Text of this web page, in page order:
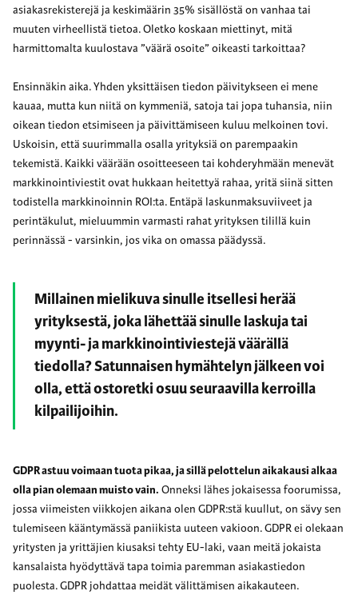
asiakasrekisterejä ja keskimäärin 35% sisällöstä on vanhaa tai
muuten virheellistä tietoa. Oletko koskaan miettinyt, mitä
harmittomalta kuulostava ”väärä osoite” oikeasti tarkoittaa?
Ensinnäkin aika. Yhden yksittäisen tiedon päivitykseen ei mene
kauaa, mutta kun niitä on kymmeniä, satoja tai jopa tuhansia, niin
oikean tiedon etsimiseen ja päivittämiseen kuluu melkoinen tovi.
Uskoisin, että suurimmalla osalla yrityksiä on parempaakin
tekemistä. Kaikki väärään osoitteeseen tai kohderyhmään menevät
markkinointiviestit ovat hukkaan heitettyä rahaa, yritä siinä sitten
todistella markkinoinnin ROI:ta. Entäpä laskunmaksuviiveet ja
perintäkulut, mieluummin varmasti rahat yrityksen tilillä kuin
perinnässä - varsinkin, jos vika on omassa päädyssä.
Millainen mielikuva sinulle itsellesi herää
yrityksestä, joka lähettää sinulle laskuja tai
myynti- ja markkinointiviestejä väärällä
tiedolla? Satunnaisen hymähtelyn jälkeen voi
olla, että ostoretki osuu seuraavilla kerroilla
kilpailijoihin.
GDPR astuu voimaan tuota pikaa, ja sillä pelottelun aikakausi alkaa
olla pian olemaan muisto vain. Onneksi lähes jokaisessa foorumissa,
jossa viimeisten viikkojen aikana olen GDPR:stä kuullut, on sävy sen
tulemiseen kääntymässä paniikista uuteen vakioon. GDPR ei olekaan
yritysten ja yrittäjien kiusaksi tehty EU-laki, vaan meitä jokaista
kansalaista hyödyttävä tapa toimia paremman asiakastiedon
puolesta. GDPR johdattaa meidät välittämisen aikakauteen.